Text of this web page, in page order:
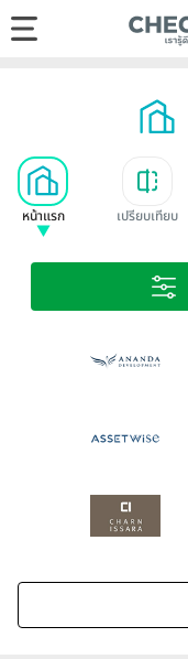
หน้าแรก เปรียบเทียบ